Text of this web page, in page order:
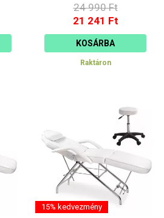
24 990 Ft
21 241 Ft
KOSÁRBA
Raktáron
15% kedvezmény